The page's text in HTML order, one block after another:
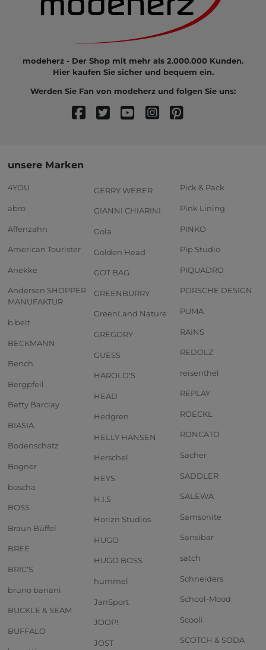
modeherz - Der Shop mit mehr als 2.000.000 Kunden.
Hier kaufen Sie sicher und bequem ein.
Werden Sie Fan von modeherz und folgen Sie uns:
unsere Marken
4YOU
abro
Affenzahn
American Tourister
Anekke
Andersen SHOPPER
MANUFAKTUR
b.belt
BECKMANN
Bench.
Bergpfeil
Betty Barclay
BIASIA
Bodenschatz
Bogner
boscha
BOSS
Braun Büffel
BREE
BRIC'S
bruno banani
BUCKLE & SEAM
BUFFALO
GERRY WEBER
GIANNI CHIARINI
Gola
Golden Head
GOT BAG
GREENBURRY
GreenLand Nature
GREGORY
GUESS
HAROLD'S
HEAD
Hedgren
HELLY HANSEN
Herschel
HEYS
H.I.S
Horizn Studios
HUGO
HUGO BOSS
hummel
JanSport
JOOP!
JOST
Pick & Pack
Pink Lining
PINKO
Pip Studio
PIQUADRO
PORSCHE DESIGN
PUMA
RAINS
REDOLZ
reisenthel
REPLAY
ROECKL
RONCATO
Sacher
SADDLER
SALEWA
Samsonite
Sansibar
satch
Schneiders
School-Mood
Scooli
SCOTCH & SODA